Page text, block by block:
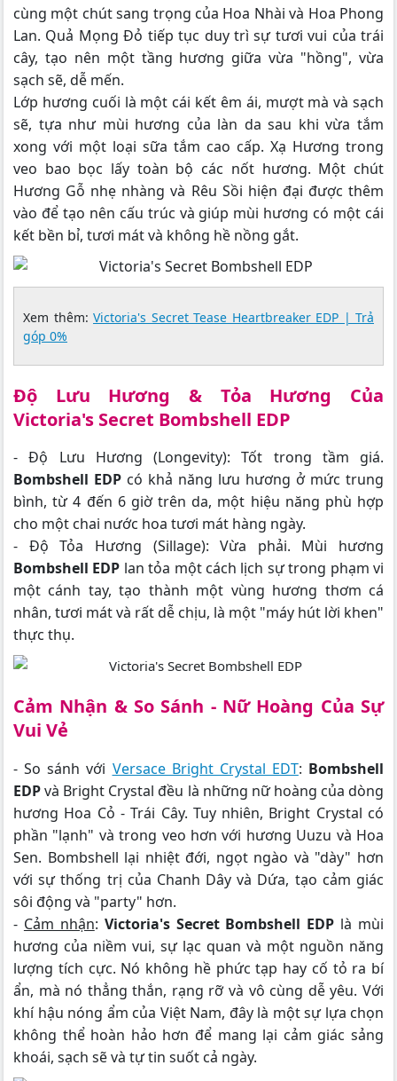
cùng một chút sang trọng của Hoa Nhài và Hoa Phong
Lan. Quả Mọng Đỏ tiếp tục duy trì sự tươi vui của trái
cây, tạo nên một tầng hương giữa vừa "hồng", vừa
sạch sẽ, dễ mến.
Lớp hương cuối là một cái kết êm ái, mượt mà và sạch
sẽ, tựa như mùi hương của làn da sau khi vừa tắm
xong với một loại sữa tắm cao cấp. Xạ Hương trong
veo bao bọc lấy toàn bộ các nốt hương. Một chút
Hương Gỗ nhẹ nhàng và Rêu Sồi hiện đại được thêm
vào để tạo nên cấu trúc và giúp mùi hương có một cái
kết bền bỉ, tươi mát và không hề nồng gắt.
Xem thêm: Victoria's Secret Tease Heartbreaker EDP | Trả
góp 0%
Độ Lưu Hương & Tỏa Hương Của
Victoria's Secret Bombshell EDP
- Độ Lưu Hương (Longevity): Tốt trong tầm giá.
Bombshell EDP có khả năng lưu hương ở mức trung
bình, từ 4 đến 6 giờ trên da, một hiệu năng phù hợp
cho một chai nước hoa tươi mát hàng ngày.
- Độ Tỏa Hương (Sillage): Vừa phải. Mùi hương
Bombshell EDP lan tỏa một cách lịch sự trong phạm vi
một cánh tay, tạo thành một vùng hương thơm cá
nhân, tươi mát và rất dễ chịu, là một "máy hút lời khen"
thực thụ.
Cảm Nhận & So Sánh - Nữ Hoàng Của Sự
Vui Vẻ
- So sánh với Versace Bright Crystal EDT: Bombshell
EDPvà Bright Crystal đều là những nữ hoàng của dòng
hương Hoa Cỏ - Trái Cây. Tuy nhiên, Bright Crystal có
phần "lạnh" và trong veo hơn với hương Uuzu và Hoa
Sen. Bombshell lại nhiệt đới, ngọt ngào và "dày" hơn
với sự thống trị của Chanh Dây và Dứa, tạo cảm giác
sôi động và "party" hơn.
- Cảm nhận: Victoria's Secret Bombshell EDP là mùi
hương của niềm vui, sự lạc quan và một nguồn năng
lượng tích cực. Nó không hề phức tạp hay cố tỏ ra bí
ẩn, mà nó thẳng thắn, rạng rỡ và vô cùng dễ yêu. Với
khí hậu nóng ẩm của Việt Nam, đây là một sự lựa chọn
không thể hoàn hảo hơn để mang lại cảm giác sảng
khoái, sạch sẽ và tự tin suốt cả ngày.